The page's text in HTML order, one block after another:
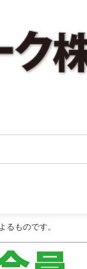
ものです。